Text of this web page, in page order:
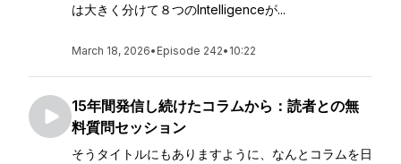
は大きく分けて８つのIntelligenceが...
March 18, 2026• Episode 242• 10:22
15年間発信し続けたコラムから：読者との無
料質問セッション
そうタイトルにもありますように、なんとコラムを日